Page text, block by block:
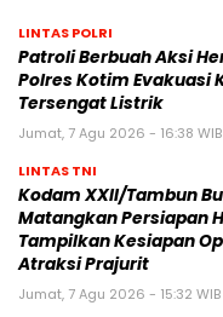
LINTAS POLRI
Patroli Berbuah Aksi
Polres Kotim Evakuasi
Tersengat Listrik
Jumat, 7 Agu 2026 - 16:38 WIB
LINTAS TNI
Kodam XXII/Tambun
Matangkan Persiapan
Tampilkan Kesiapan
Atraksi Prajurit
Jumat, 7 Agu 2026 - 15:32 WIB